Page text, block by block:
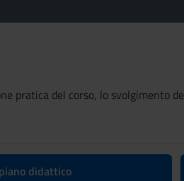
pratica del corso, lo
didattico